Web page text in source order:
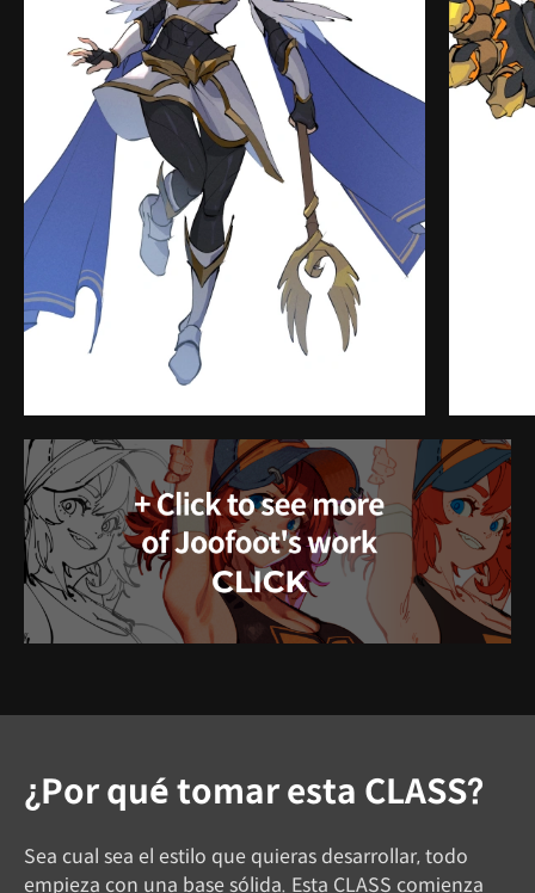
¿Por qué tomar esta CLASS?
Sea cual sea el estilo que quieras desarrollar, todo
empieza con una base sólida. Esta CLASS comienza